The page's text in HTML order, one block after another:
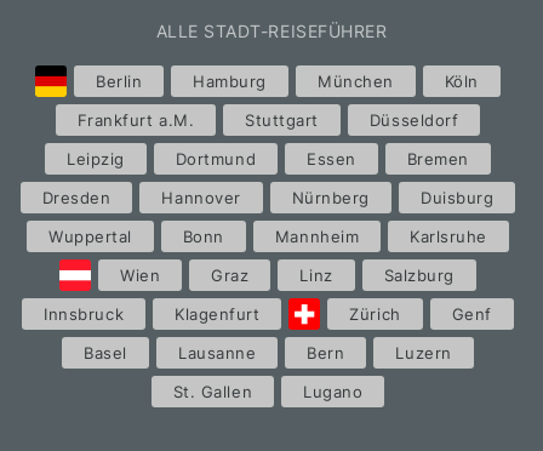
ALLE STADT-REISEFÜHRER
Berlin Hamburg München
Köln
Frankfurt a.M.
Stuttgart
Düsseldorf
Leipzig
Dortmund Essen
Bremen
Dresden
Hannover Nürnberg
Duisburg
Wuppertal
Bonn Mannheim
Karlsruhe
Wien
Graz Linz
Salzburg
Innsbruck
Klagenfurt Zürich
Genf
Basel
Lausanne Bern
Luzern
St. Gallen
Lugano